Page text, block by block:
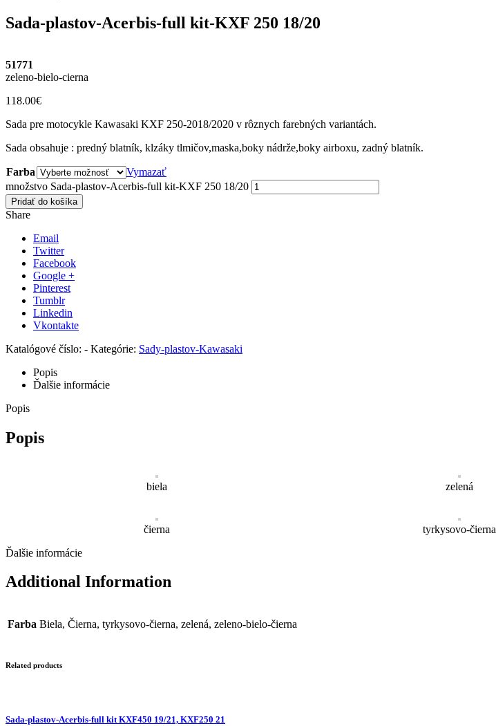
Sada-plastov-Acerbis-full kit-KXF 250 18/20
51771
zeleno-bielo-cierna
118.00€
Sada pre motocykle Kawasaki KXF 250-2018/2020 v rôznych farebných variantách.
Sada obsahuje : predný blatník, klzáky tlmičov,maska,boky nádrže,boky airboxu, zadný blatník.
Farba
Vymazať
množstvo Sada-plastov-Acerbis-full kit-KXF 250 18/20
Pridať do košíka
Share
Email
Twitter
Facebook
Google +
Pinterest
Tumblr
Linkedin
Vkontakte
Katalógové číslo: - Kategórie: Sady-plastov-Kawasaki
Popis
Ďalšie informácie
Popis
Popis
biela zelená
čierna
tyrkysovo-čierna
Ďalšie informácie
Additional Information
Farba Biela, Čierna, tyrkysovo-čierna, zelená, zeleno-bielo-čierna
Related products
Sada-plastov-Acerbis-full kit KXF450 19/21, KXF250 21